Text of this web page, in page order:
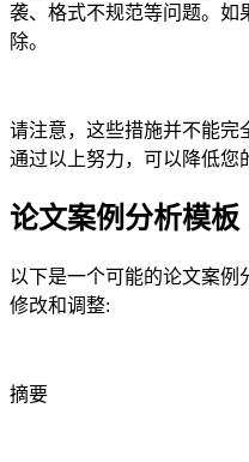
袭、格式不规范等问题。如
除。
请注意，这些措施并不能完
通过以上努力，可以降低您
论文案例分析模板
以下是一个可能的论文案例
修改和调整:
摘要